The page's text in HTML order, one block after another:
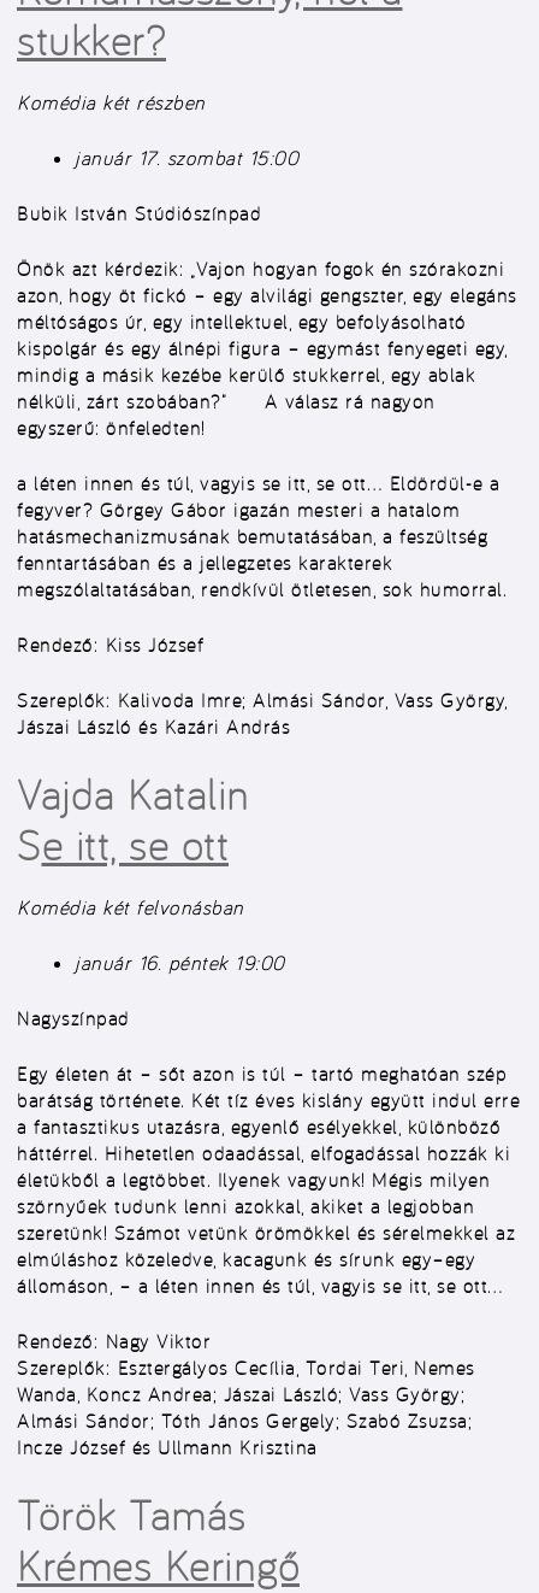
stukker?
Komédia két részben
január 17. szombat 15:00
Bubik István Stúdiószínpad
Önök azt kérdezik: „Vajon hogyan fogok én szórakozni
azon, hogy öt fickó – egy alvilági gengszter, egy elegáns
méltóságos úr, egy intellektuel, egy befolyásolható
kispolgár és egy álnépi figura – egymást fenyegeti egy,
mindig a másik kezébe kerülő stukkerrel, egy ablak
nélküli, zárt szobában?” A válasz rá nagyon
egyszerű: önfeledten!
a léten innen és túl, vagyis se itt, se ott… Eldördül-e a
fegyver? Görgey Gábor igazán mesteri a hatalom
hatásmechanizmusának bemutatásában, a feszültség
fenntartásában és a jellegzetes karakterek
megszólaltatásában, rendkívül ötletesen, sok humorral.
Rendező: Kiss József
Szereplők: Kalivoda Imre; Almási Sándor, Vass György,
Jászai László és Kazári András
Vajda Katalin
Se itt, se ott
Komédia két felvonásban
január 16. péntek 19:00
Nagyszínpad
Egy életen át – sőt azon is túl – tartó meghatóan szép
barátság története. Két tíz éves kislány együtt indul erre
a fantasztikus utazásra, egyenlő esélyekkel, különböző
háttérrel. Hihetetlen odaadással, elfogadással hozzák ki
életükből a legtöbbet. Ilyenek vagyunk! Mégis milyen
szörnyűek tudunk lenni azokkal, akiket a legjobban
szeretünk! Számot vetünk örömökkel és sérelmekkel az
elmúláshoz közeledve, kacagunk és sírunk egy–egy
állomáson, – a léten innen és túl, vagyis se itt, se ott…
Rendező: Nagy Viktor
Szereplők: Esztergályos Cecília, Tordai Teri, Nemes
Wanda, Koncz Andrea; Jászai László; Vass György;
Almási Sándor; Tóth János Gergely; Szabó Zsuzsa;
Incze József és Ullmann Krisztina
Török Tamás
Krémes Keringő